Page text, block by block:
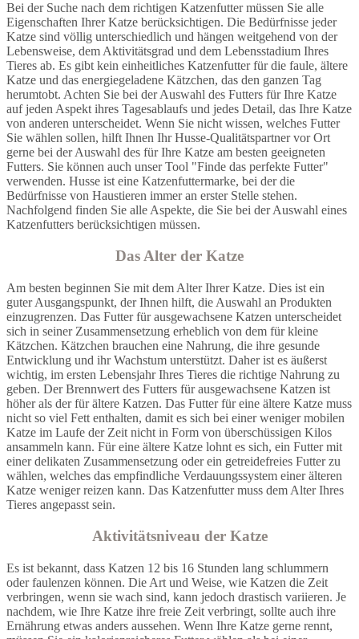
Bei der Suche nach dem richtigen Katzenfutter müssen Sie alle
Eigenschaften Ihrer Katze berücksichtigen. Die Bedürfnisse jeder
Katze sind völlig unterschiedlich und hängen weitgehend von der
Lebensweise, dem Aktivitätsgrad und dem Lebensstadium Ihres
Tieres ab. Es gibt kein einheitliches Katzenfutter für die faule, ältere
Katze und das energiegeladene Kätzchen, das den ganzen Tag
herumtobt. Achten Sie bei der Auswahl des Futters für Ihre Katze
auf jeden Aspekt ihres Tagesablaufs und jedes Detail, das Ihre Katze
von anderen unterscheidet. Wenn Sie nicht wissen, welches Futter
Sie wählen sollen, hilft Ihnen Ihr Husse-Qualitätspartner vor Ort
gerne bei der Auswahl des für Ihre Katze am besten geeigneten
Futters. Sie können auch unser Tool "Finde das perfekte Futter"
verwenden. Husse ist eine Katzenfuttermarke, bei der die
Bedürfnisse von Haustieren immer an erster Stelle stehen.
Nachfolgend finden Sie alle Aspekte, die Sie bei der Auswahl eines
Katzenfutters berücksichtigen müssen.
Das Alter der Katze
Am besten beginnen Sie mit dem Alter Ihrer Katze. Dies ist ein
guter Ausgangspunkt, der Ihnen hilft, die Auswahl an Produkten
einzugrenzen. Das Futter für ausgewachsene Katzen unterscheidet
sich in seiner Zusammensetzung erheblich von dem für kleine
Kätzchen. Kätzchen brauchen eine Nahrung, die ihre gesunde
Entwicklung und ihr Wachstum unterstützt. Daher ist es äußerst
wichtig, im ersten Lebensjahr Ihres Tieres die richtige Nahrung zu
geben. Der Brennwert des Futters für ausgewachsene Katzen ist
höher als der für ältere Katzen. Das Futter für eine ältere Katze muss
nicht so viel Fett enthalten, damit es sich bei einer weniger mobilen
Katze im Laufe der Zeit nicht in Form von überschüssigen Kilos
ansammeln kann. Für eine ältere Katze lohnt es sich, ein Futter mit
einer delikaten Zusammensetzung oder ein getreidefreies Futter zu
wählen, welches das empfindliche Verdauungssystem einer älteren
Katze weniger reizen kann. Das Katzenfutter muss dem Alter Ihres
Tieres angepasst sein.
Aktivitätsniveau der Katze
Es ist bekannt, dass Katzen 12 bis 16 Stunden lang schlummern
oder faulenzen können. Die Art und Weise, wie Katzen die Zeit
verbringen, wenn sie wach sind, kann jedoch drastisch variieren. Je
nachdem, wie Ihre Katze ihre freie Zeit verbringt, sollte auch ihre
Ernährung etwas anders aussehen. Wenn Ihre Katze gerne rennt,